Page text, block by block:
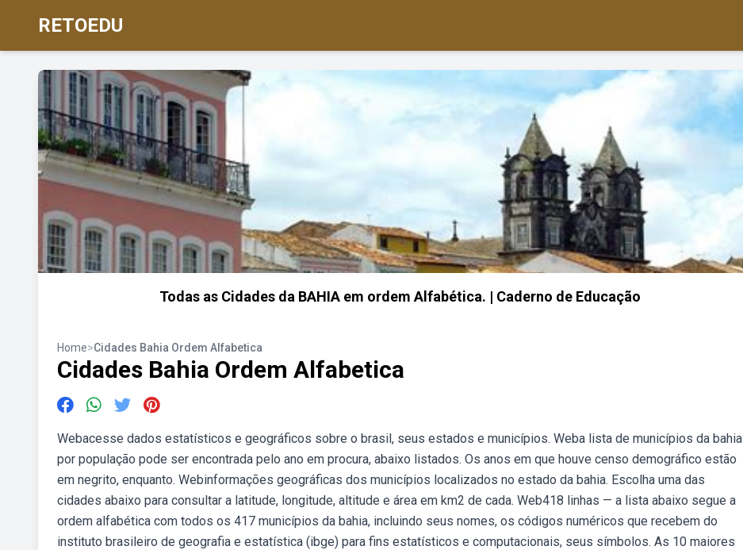
RETOEDU
Todas as Cidades da BAHIA em ordem Alfabética. | Caderno de Educação
Home>Cidades Bahia Ordem Alfabetica
Cidades Bahia Ordem Alfabetica
Webacesse dados estatísticos e geográficos sobre o brasil, seus estados e municípios. Weba lista de municípios da bahia
por população pode ser encontrada pelo ano em procura, abaixo listados. Os anos em que houve censo demográfico estão
em negrito, enquanto. Webinformações geográficas dos municípios localizados no estado da bahia. Escolha uma das
cidades abaixo para consultar a latitude, longitude, altitude e área em km2 de cada. Web418 linhas — a lista abaixo segue a
ordem alfabética com todos os 417 municípios da bahia, incluindo seus nomes, os códigos numéricos que recebem do
instituto brasileiro de geografia e estatística (ibge) para fins estatísticos e computacionais, seus símbolos. As 10 maiores